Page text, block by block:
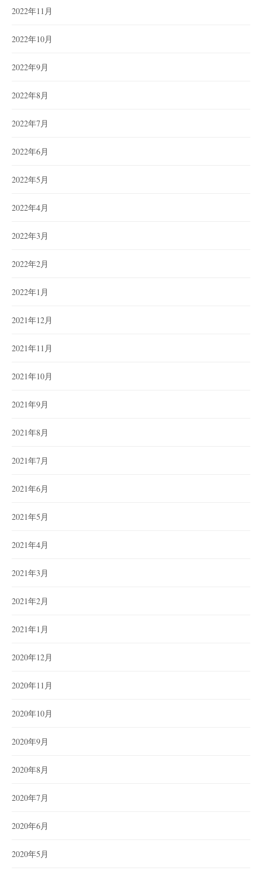
2022年11月
2022年10月
2022年9月
2022年8月
2022年7月
2022年6月
2022年5月
2022年4月
2022年3月
2022年2月
2022年1月
2021年12月
2021年11月
2021年10月
2021年9月
2021年8月
2021年7月
2021年6月
2021年5月
2021年4月
2021年3月
2021年2月
2021年1月
2020年12月
2020年11月
2020年10月
2020年9月
2020年8月
2020年7月
2020年6月
2020年5月